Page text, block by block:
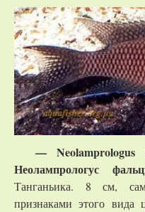
—
Неолампрологус
Танганьика. 8 см,
признаками этого вида